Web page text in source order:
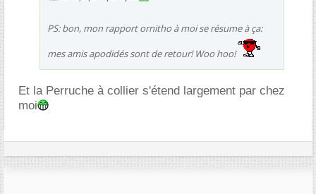
PS: bon, mon rapport ornitho à moi se résume à ça:
mes amis apodidés sont de retour! Woo hoo!
Et la Perruche à collier s'étend largement par chez
moi